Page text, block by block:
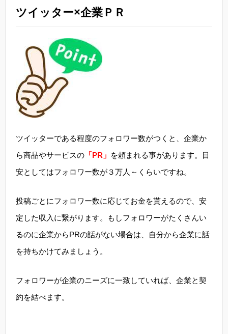
ツイッター×企業ＰＲ
ツイッターである程度のフォロワー数がつくと、企業か
ら商品やサービスの 「PR」 を頼まれる事があります。目
安としてはフォロワー数が３万人～くらいですね。
投稿ごとにフォロワー数に応じてお金を貰えるので、安
定した収入に繋がります。もしフォロワーがたくさんい
るのに企業からPRの話がない場合は、自分から企業に話
を持ちかけてみましょう。
フォロワーが企業のニーズに一致していれば、企業と契
約を結べます。